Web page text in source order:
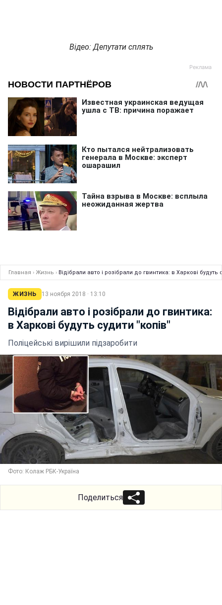
Відео: Депутати сплять
Главная › Жизнь › Відібрали авто і розібрали до гвинтика: в Харкові будуть
ЖИЗНЬ 13 ноября 2018 · 13:10
Відібрали авто і розібрали до гвинтика:
в Харкові будуть судити "копів"
Поліцейські вирішили підзаробити
Фото: Колаж РБК-Україна
Поделиться